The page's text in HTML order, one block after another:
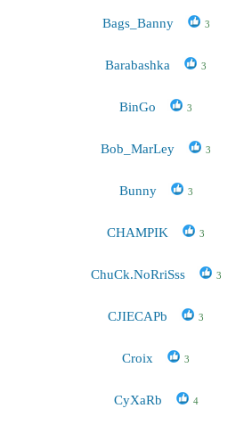
Bags_Banny 3
Barabashka 3
BinGo 3
Bob_MarLey 3
Bunny 3
CHAMPIK 3
ChuCk.NoRriSss 3
CJIECAPb 3
Croix 3
CyXaRb 4